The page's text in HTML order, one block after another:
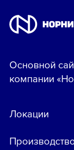
Основной
компании
Локации